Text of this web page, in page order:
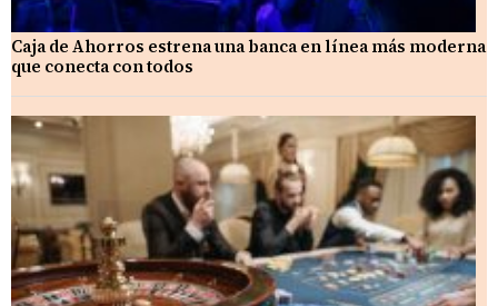
Caja de Ahorros estrena una banca en línea más moderna
que conecta con todos